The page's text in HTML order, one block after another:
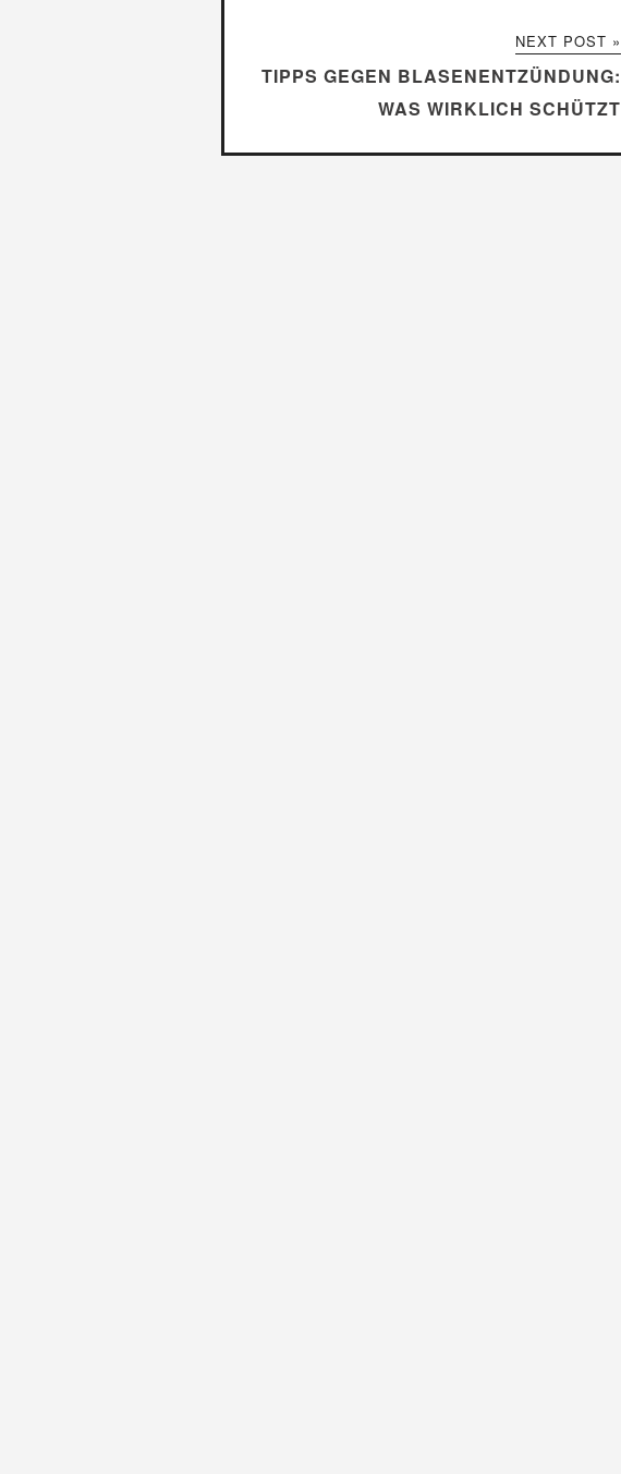
NEXT POST »
TIPPS GEGEN BLASENENTZÜNDUNG:
WAS WIRKLICH SCHÜTZT